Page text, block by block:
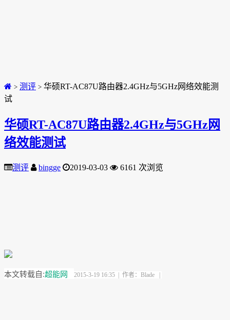
> 测评 > 华硕RT-AC87U路由器2.4GHz与5GHz网络效能测
试
华硕RT-AC87U路由器2.4GHz与5GHz网
络效能测试
测评 bingge 2019-03-03 6161 次浏览
本文转载自:超能网 2015-3-19 16:35 | 作者： Blade |